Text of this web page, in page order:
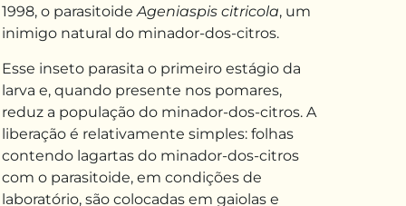
1998, o parasitoideAgeniaspis citricola, um
inimigo natural do minador-dos-citros.
Esse inseto parasita o primeiro estágio da
larva e, quando presente nos pomares,
reduz a população do minador-dos-citros. A
liberação é relativamente simples: folhas
contendo lagartas do minador-dos-citros
com o parasitoide, em condições de
laboratório, são colocadas em gaiolas e